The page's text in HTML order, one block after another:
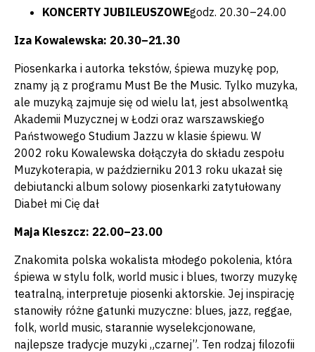
KONCERTY JUBILEUSZOWEgodz. 20.30–24.00
Iza Kowalewska: 20.30–21.30
Piosenkarka i autorka tekstów, śpiewa muzykę pop,
znamy ją z programu Must Be the Music. Tylko muzyka,
ale muzyką zajmuje się od wielu lat, jest absolwentką
Akademii Muzycznej w Łodzi oraz warszawskiego
Państwowego Studium Jazzu w klasie śpiewu. W
2002 roku Kowalewska dołączyła do składu zespołu
Muzykoterapia, w październiku 2013 roku ukazał się
debiutancki album solowy piosenkarki zatytułowany
Diabeł mi Cię dał
Maja Kleszcz: 22.00–23.00
Znakomita polska wokalista młodego pokolenia, która
śpiewa w stylu folk, world music i blues, tworzy muzykę
teatralną, interpretuje piosenki aktorskie. Jej inspirację
stanowiły różne gatunki muzyczne: blues, jazz, reggae,
folk, world music, starannie wyselekcjonowane,
najlepsze tradycje muzyki „czarnej”. Ten rodzaj filozofii